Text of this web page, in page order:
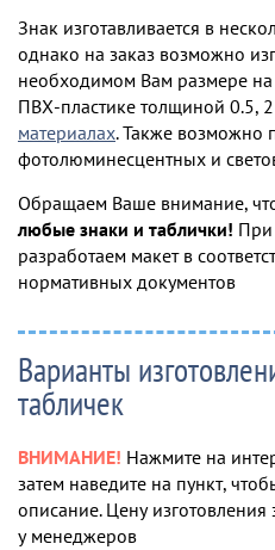
Знак изготавливается в
однако на заказ возможно
необходимом Вам размере
ПВХ-пластике толщиной 0.5,
материалах. Также возможно
фотолюминесцентных и
Обращаем Ваше внимание,
любые знаки и таблички! При
разработаем макет в
нормативных документов
Варианты
табличек
ВНИМАНИЕ! Нажмите на
затем наведите на пункт,
описание. Цену изготовления
у менеджеров